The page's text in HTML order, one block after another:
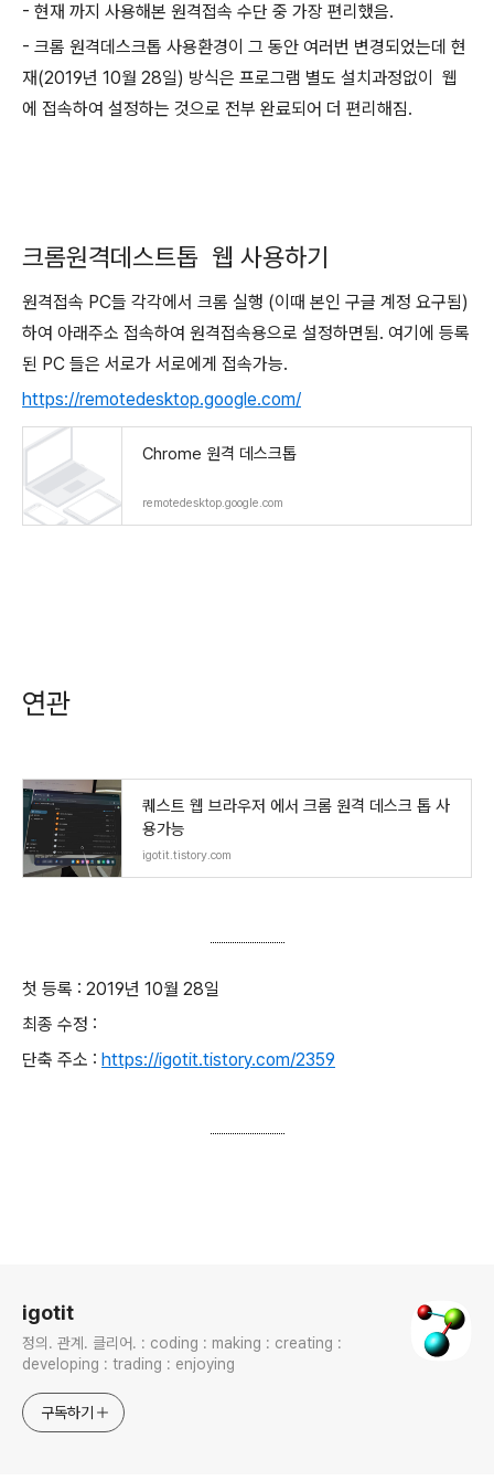
- 현재 까지 사용해본 원격접속 수단 중 가장 편리했음.
- 크롬 원격데스크톱 사용환경이 그 동안 여러번 변경되었는데 현
재(2019년 10월 28일) 방식은 프로그램 별도 설치과정없이 웹
에 접속하여 설정하는 것으로 전부 완료되어 더 편리해짐.
크롬원격데스트톱 웹 사용하기
원격접속 PC들 각각에서 크롬 실행 (이때 본인 구글 계정 요구됨)
하여 아래주소 접속하여 원격접속용으로 설정하면됨. 여기에 등록
된 PC 들은 서로가 서로에게 접속가능.
https://remotedesktop.google.com/
Chrome 원격 데스크톱
remotedesktop.google.com
연관
퀘스트 웹 브라우저 에서 크롬 원격 데스크 톱 사
용가능
igotit.tistory.com
첫 등록 : 2019년 10월 28일
최종 수정 :
단축 주소 : https://igotit.tistory.com/2359
igotit
정의. 관계. 클리어. : coding : making : creating :
developing : trading : enjoying
구독하기